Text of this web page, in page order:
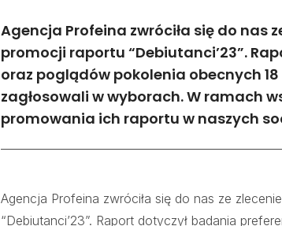
Agencja Profeina zwróciła się do nas
promocji raportu “Debiutanci’23”.
oraz poglądów pokolenia obecnych
zagłosowali w wyborach. W ramach
promowania ich raportu w naszych
Agencja Profeina zwróciła się do nas ze
“Debiutanci’23”. Raport dotyczył badania